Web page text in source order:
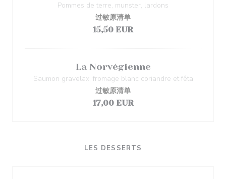
Pommes de terre, munster, lardons
过敏原清单
15,50 EUR
La Norvégienne
Saumon gravelax, fromage blanc coriandre et fêta
过敏原清单
17,00 EUR
LES DESSERTS